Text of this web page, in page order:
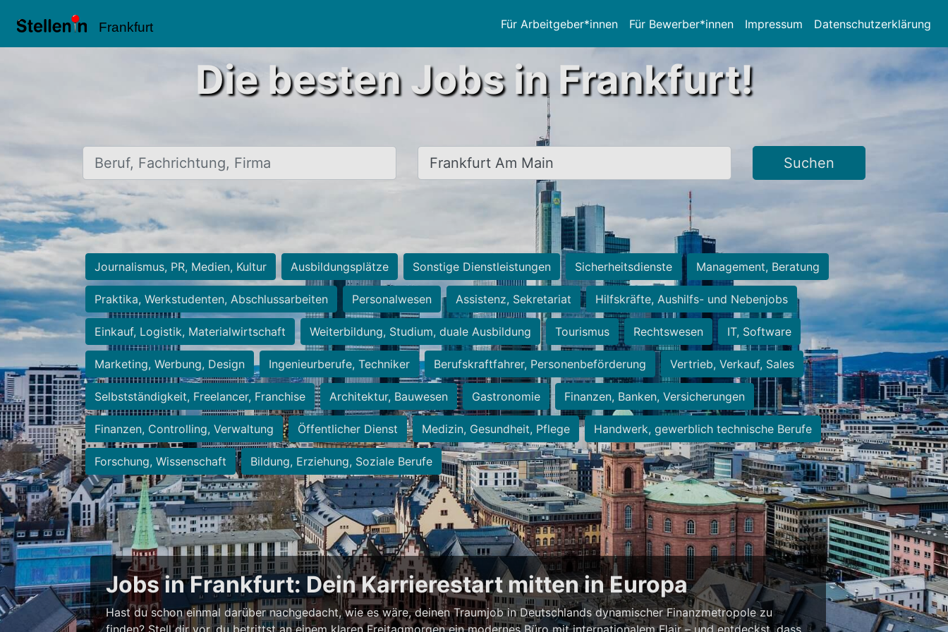
Frankfurt Für Arbeitgeber*innen Für Bewerber*innen Impressum Datenschutzerklärung
Die besten Jobs in Frankfurt!
Beruf, Fachrichtung, Firma Ort, Stadt Suchen
Journalismus, PR, Medien, Kultur Ausbildungsplätze Sonstige Dienstleistungen Sicherheitsdienste Management, Beratung
Praktika, Werkstudenten, Abschlussarbeiten Personalwesen Assistenz, Sekretariat Hilfskräfte, Aushilfs- und Nebenjobs
Einkauf, Logistik, Materialwirtschaft Weiterbildung, Studium, duale Ausbildung Tourismus Rechtswesen IT, Software
Marketing, Werbung, Design Ingenieurberufe, Techniker Berufskraftfahrer, Personenbeförderung Vertrieb, Verkauf, Sales
Selbstständigkeit, Freelancer, Franchise Architektur, Bauwesen Gastronomie Finanzen, Banken, Versicherungen
Finanzen, Controlling, Verwaltung Öffentlicher Dienst Medizin, Gesundheit, Pflege Handwerk, gewerblich technische Berufe
Forschung, Wissenschaft Bildung, Erziehung, Soziale Berufe
Jobs in Frankfurt: Dein Karrierestart mitten in Europa
Hast du schon einmal darüber nachgedacht, wie es wäre, deinen Traumjob in Deutschlands dynamischer Finanzmetropole zu